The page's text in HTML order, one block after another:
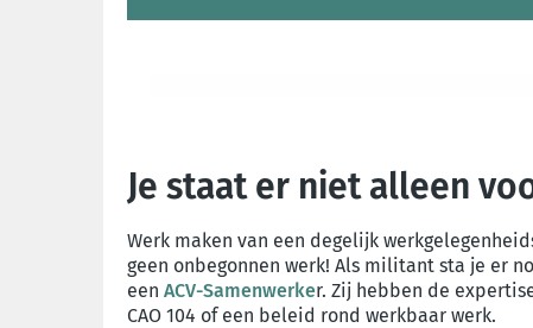
Je staat er niet alleen
Werk maken van een degelijk
geen onbegonnen werk! Als militant sta je er
een ACV-Samenwerker. Zij hebben de
CAO 104 of een beleid rond werkbaar werk.